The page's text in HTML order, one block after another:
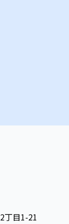
2丁目1-21